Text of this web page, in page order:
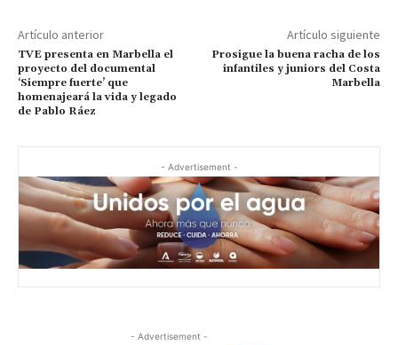
Artículo anterior
TVE presenta en Marbella el
proyecto del documental
‘Siempre fuerte’ que
homenajeará la vida y legado
de Pablo Ráez
Artículo siguiente
Prosigue la buena racha de los
infantiles y juniors del Costa
Marbella
- Advertisement -
- Advertisement -